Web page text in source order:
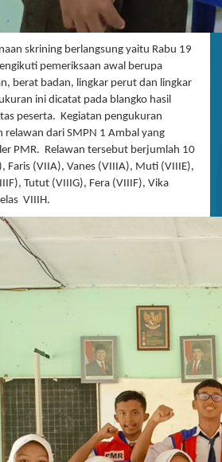
skrining berlangsung yaitu Rabu 19
pemeriksaan awal berupa
berat badan, lingkar perut dan lingkar
ini dicatat pada blangko hasil
peserta. Kegiatan pengukuran
relawan dari SMPN 1 Ambal yang
PMR. Relawan tersebut berjumlah 10
Faris (VIIA), Vanes (VIIIA), Muti (VIIIE),
Tutut (VIIIG), Fera (VIIIF), Vika
VIIIH.